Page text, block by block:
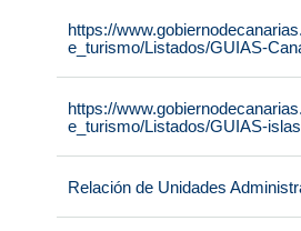
https://
e_turismo/Listados/GUIAS-
https://
e_turismo/Listados/GUIAS-
Relación de Unidades